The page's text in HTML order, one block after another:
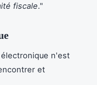
fiscale."
n'est
et